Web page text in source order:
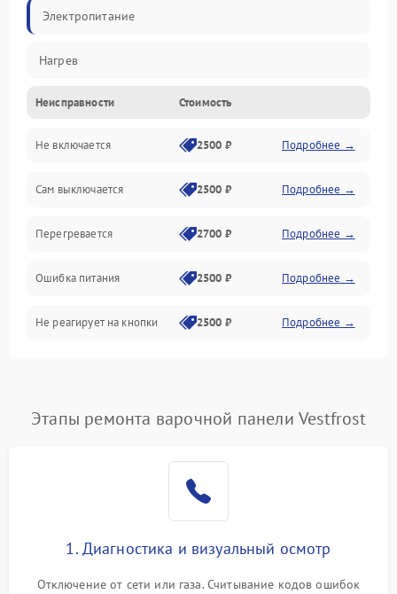
Электропитание
Нагрев
Неисправности Стоимость
Не включается 2500 ₽ Подробнее →
Сам выключается 2500 ₽ Подробнее →
Перегревается 2700 ₽ Подробнее →
Ошибка питания 2500 ₽ Подробнее →
Не реагирует на кнопки 2500 ₽ Подробнее →
Этапы ремонта варочной панели Vestfrost
1. Диагностика и визуальный осмотр
Отключение от сети или газа. Считывание кодов ошибок